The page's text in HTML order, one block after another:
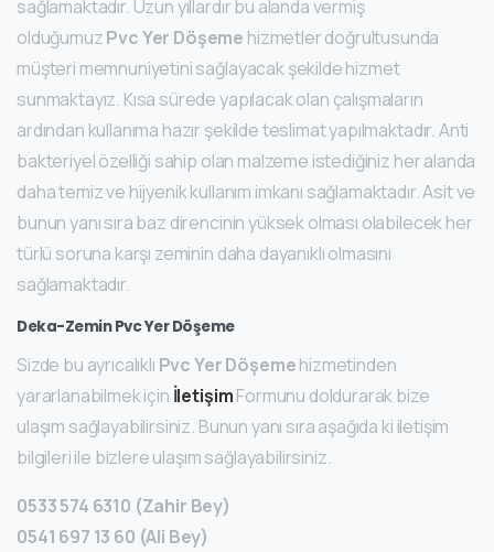
sağlamaktadır. Uzun yıllardır bu alanda vermiş
olduğumuzPvc Yer Döşeme hizmetler doğrultusunda
müşteri memnuniyetini sağlayacak şekilde hizmet
sunmaktayız. Kısa sürede yapılacak olan çalışmaların
ardından kullanıma hazır şekilde teslimat yapılmaktadır. Anti
bakteriyel özelliği sahip olan malzeme istediğiniz her alanda
daha temiz ve hijyenik kullanım imkanı sağlamaktadır. Asit ve
bunun yanı sıra baz direncinin yüksek olması olabilecek her
türlü soruna karşı zeminin daha dayanıklı olmasını
sağlamaktadır.
Deka-Zemin Pvc Yer Döşeme
Sizde bu ayrıcalıklı Pvc Yer Döşemehizmetinden
yararlanabilmek için İletişimFormunu doldurarak bize
ulaşım sağlayabilirsiniz. Bunun yanı sıra aşağıda ki iletişim
bilgileri ile bizlere ulaşım sağlayabilirsiniz.
0533 574 6310 (Zahir Bey)
0541 697 13 60 (Ali Bey)